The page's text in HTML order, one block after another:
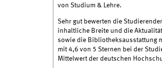
von Studium & Lehre.
Sehr gut bewerten die
inhaltliche Breite und die
sowie die Bibliotheksausstattung
mit 4,6 von 5 Sternen bei der
Mittelwert der deutschen